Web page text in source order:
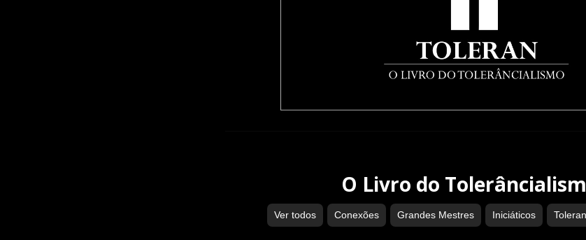
O Livro do
Ver todos Conexões Grandes Mestres Iniciáticos